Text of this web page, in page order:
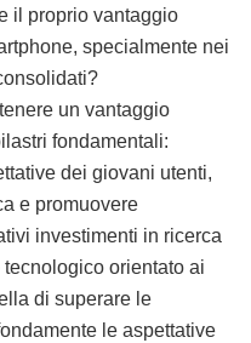
il proprio vantaggio
specialmente nei
un vantaggio
fondamentali:
dei giovani utenti,
e promuovere
investimenti in ricerca
orientato ai
di superare le
le aspettative